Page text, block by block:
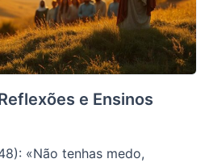
e Ensinos
«Não tenhas medo,